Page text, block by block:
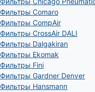
Фильтры Comaro
Фильтры CompAir
Фильтры CrossAir DALI
Фильтры Dalgakiran
Фильтры Ekomak
Фильтры Fini
Фильтры Gardner Denver
Фильтры Hansmann